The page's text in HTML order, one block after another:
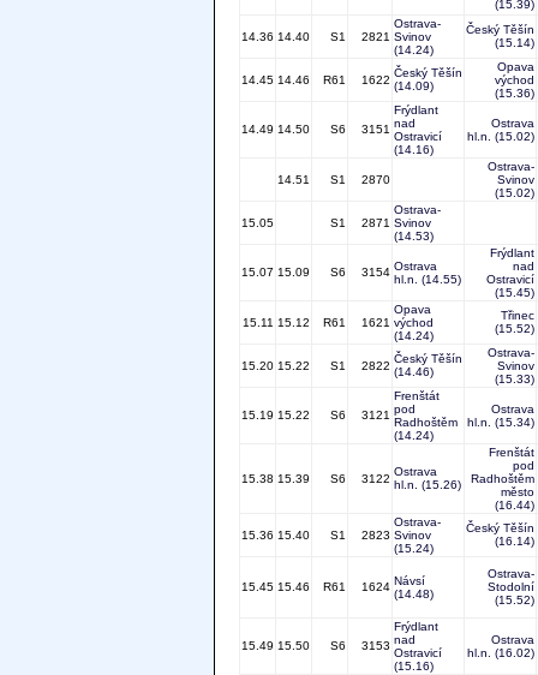
(15.39)
14.36 14.40 S1 2821
Ostrava-
Svinov
(14.24)
Český Těšín
(15.14)
14.45 14.46 R61 1622
Český Těšín
(14.09)
Opava
východ
(15.36)
14.49 14.50 S6 3151
Frýdlant
nad
Ostravicí
(14.16)
Ostrava
hl.n. (15.02)
14.51 S1 2870
Ostrava-
Svinov
(15.02)
15.05 S1 2871
Ostrava-
Svinov
(14.53)
15.07 15.09 S6 3154 Ostrava
hl.n. (14.55)
Frýdlant
nad
Ostravicí
(15.45)
15.11 15.12 R61 1621
Opava
východ
(14.24)
Třinec
(15.52)
15.20 15.22 S1 2822
Český Těšín
(14.46)
Ostrava-
Svinov
(15.33)
15.19 15.22 S6 3121
Frenštát
pod
Radhoštěm
(14.24)
Ostrava
hl.n. (15.34)
15.38 15.39 S6 3122
Ostrava
hl.n. (15.26)
Frenštát
pod
Radhoštěm
město
(16.44)
15.36 15.40 S1 2823
Ostrava-
Svinov
(15.24)
Český Těšín
(16.14)
15.45 15.46 R61 1624 Návsí
(14.48)
Ostrava-
Stodolní
(15.52)
15.49 15.50 S6 3153
Frýdlant
nad
Ostravicí
(15.16)
Ostrava
hl.n. (16.02)